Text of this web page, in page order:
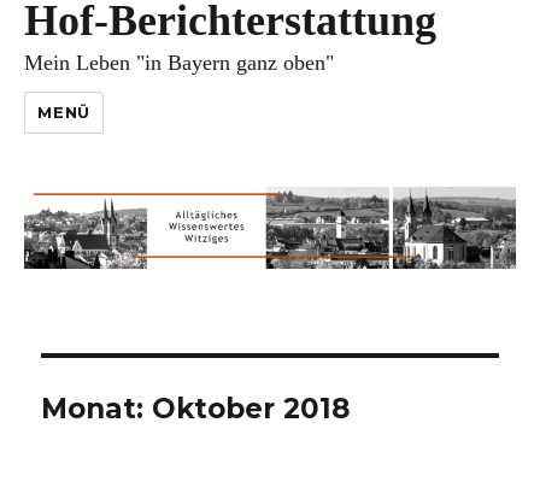
Hof-Berichterstattung
Mein Leben "in Bayern ganz oben"
MENÜ
Monat: Oktober 2018